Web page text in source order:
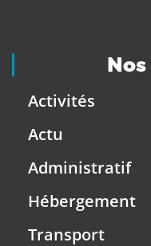
Activités
Actu
Administratif
Hébergement
Transport